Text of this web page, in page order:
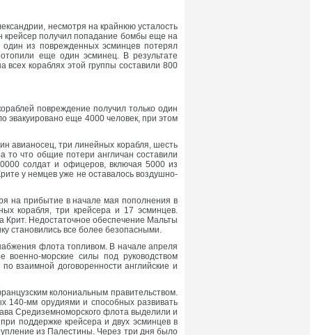
несмотря на крайнюю усталость
крейсер получил попадание бомбы еще на
из поврежденных эсминцев потерял
еще один эсминец. В результате
кораблях этой группы составили 800
повреждение получил только один
эвакуировано еще 4000 человек, при этом
авианосец, три линейных корабля, шесть
что общие потери англичан составили
солдат и офицеров, включая 5000 из
у немцев уже не оставалось воздушно-
на прибытие в начале мая пополнения в
корабля, три крейсера и 17 эсминцев.
Крит. Недостаточное обеспечение Мальты
становились все более безопасными.
флота топливом. В начале апреля
военно-морские силы под руководством
взаимной договоренности английские и
колониальным правительством.
140-мм орудиями и способных развивать
Средиземноморского флота выделили и
поддержке крейсера и двух эсминцев в
из Палестины. Через три дня было